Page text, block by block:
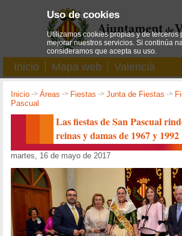
Inicio Mapa web Valencià
Inicio ->Áreas -> Fiestas ->Junta de Fiestas ->
Pascual
Las fiestas de San Pascual
reinas y damas de 1967 y 1992
martes, 16 de mayo de 2017
Uso de cookies
Utilizamos cookies propias y de terceros
mejorar nuestros servicios. Si continúa
consideramos que acepta su uso.